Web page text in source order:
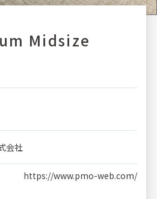
Midsize
会社
https://www.pmo-web.com/